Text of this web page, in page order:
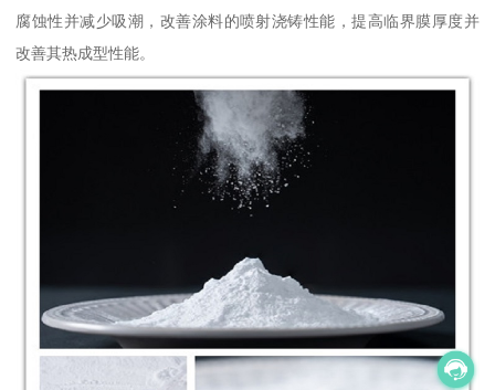
腐蚀性并减少吸潮，改善涂料的喷射浇铸性能，提高临界膜厚度并
改善其热成型性能。